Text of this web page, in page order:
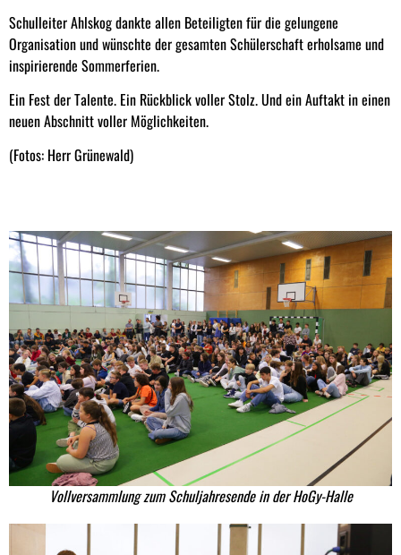
Schulleiter Ahlskog dankte allen Beteiligten für die gelungene
Organisation und wünschte der gesamten Schülerschaft erholsame und
inspirierende Sommerferien.
Ein Fest der Talente. Ein Rückblick voller Stolz. Und ein Auftakt in einen
neuen Abschnitt voller Möglichkeiten.
(Fotos: Herr Grünewald)
Vollversammlung zum Schuljahresende in der HoGy-Halle